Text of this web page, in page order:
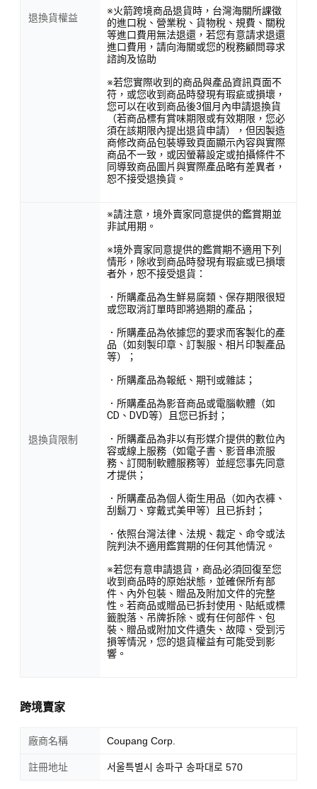
退換貨權益
※火箭跨境商品退貨時，台灣海關所課徵
的進口稅、營業稅、貨物稅、規費、關稅
等進口費用無法退還，若您有意請求退還
進口費用，請向海關或您的稅務顧問尋求
諮詢及協助
※若您實際收到的商品與產品資訊頁面不
符，或您收到商品時發現有瑕疵或損壞，
您可以在收到商品後3個月內申請退換貨
（若商品標有賞味期限或有效期限，您必
須在該期限內提出退貨申請），但因製造
商修改商品包裝導致頁面顯示內容與實際
商品不一致，或因螢幕設定或拍攝條件不
同導致商品圖片與實際產品略有差異者，
恕不接受退換貨。
退換貨限制
※請注意，境外賣家同意提供的鑑賞期並
非試用期。
※境外賣家同意提供的鑑賞期不適用下列
情形，除收到商品時發現有瑕疵或已損壞
者外，恕不接受退貨：
．所購產品為生鮮易腐類、保存期限很短
或您取消訂單時即將過期的產品；
．所購產品為依據您的要求而客製化的產
品（如刻製印章、訂製服、相片印製產品
等）；
．所購產品為報紙、期刊或雜誌；
．所購產品為影音商品或電腦軟體（如
CD、DVD等）且您已拆封；
．所購產品為非以有形媒介提供的數位內
容或線上服務（如電子書、影音串流服
務、訂閱制軟體服務等）並經您事先同意
才提供；
．所購產品為個人衛生用品（如內衣褲、
刮鬍刀、穿戴式美甲等）且已拆封；
．依照台灣法律、法規、裁定、命令或法
院判決不適用鑑賞期的任何其他情況。
※若您有意申請退貨，商品必須回復至您
收到商品時的原始狀態，並確保所有部
件、內外包裝、贈品及附加文件的完整
性。若商品或贈品已拆封使用、貼紙或標
籤脫落、吊牌拆除、或有任何部件、包
裝、贈品或附加文件遺失、故障、受到污
損等情況，您的退貨權益有可能受到影
響。
跨境賣家
廠商名稱 Coupang Corp.
註冊地址 서울특별시 송파구 송파대로 570